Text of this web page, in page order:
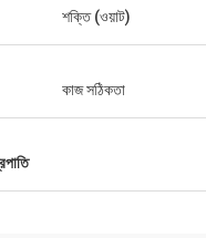
জন্য ধন্যবাদ। আপনার প্যাকেজগুলি
শক্তি (ওয়াট)
কাজ সঠিকতা